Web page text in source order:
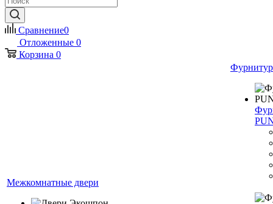
Сравнение0
Отложенные 0
Корзина 0
Межкомнатные двери